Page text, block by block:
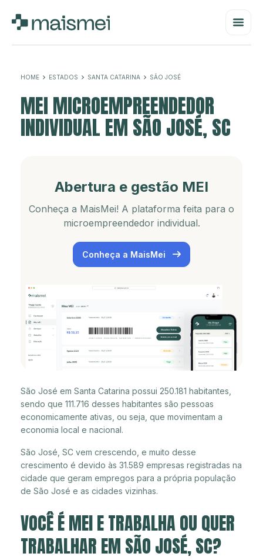
HOME ESTADOS SANTA CATARINA SÃO JOSÉ
MEI MICROEMPREENDEDOR
INDIVIDUAL EM SÃO JOSÉ, SC
Abertura e gestão MEI
Conheça a MaisMei! A plataforma feita para o
microempreendedor individual.
Conheça a MaisMei
São José em Santa Catarina possui 250.181 habitantes,
sendo que 111.716 desses habitantes são pessoas
economicamente ativas, ou seja, que movimentam a
economia local e nacional.
São José, SC vem crescendo, e muito desse
crescimento é devido às 31.589 empresas registradas na
cidade que geram empregos para a própria população
de São José e as cidades vizinhas.
VOCÊ É MEI E TRABALHA OU QUER
TRABALHAR EM SÃO JOSÉ, SC?